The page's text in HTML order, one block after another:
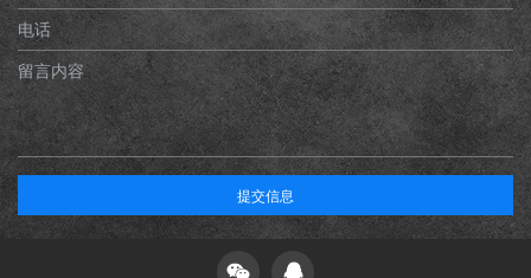
电话
留言内容
提交信息